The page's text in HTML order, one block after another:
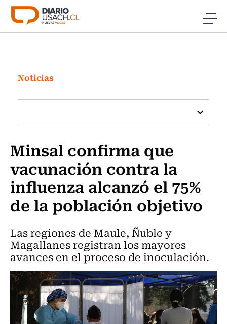
Click acá para ir directamente al contenido
Investigación
Cultura
Programas Radio y TV Usach
Noticias
Minsal confirma que
vacunación contra la
influenza alcanzó el 75%
de la población objetivo
Las regiones de Maule, Ñuble y
Magallanes registran los mayores
avances en el proceso de inoculación.